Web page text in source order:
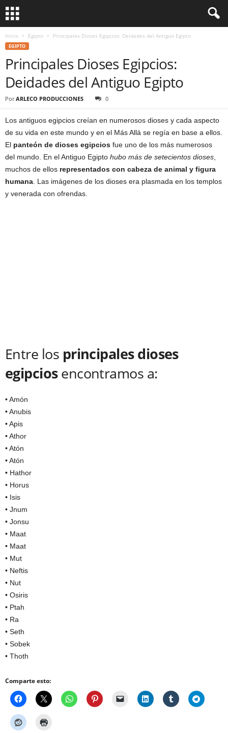
Inicio Egipto Principales Dioses Egipcios: Deidades del Antiguo Egipto
EGIPTO
Principales Dioses Egipcios:
Deidades del Antiguo Egipto
Por ARLECO PRODUCCIONES 0
Los antiguos egipcios creían en numerosos dioses y cada aspecto
de su vida en este mundo y en el Más Allá se regía en base a ellos.
El panteón de dioses egipcios fue uno de los más numerosos
del mundo. En el Antiguo Egipto hubo más de setecientos dioses
muchos de ellos representados con cabeza de animal y figura
humana . Las imágenes de los dioses era plasmada en los templos
y venerada con ofrendas.
Entre los principales dioses
egipciosencontramos a:
• Amón
• Anubis
• Apis
• Athor
• Atón
• Atón
• Hathor
• Horus
• Isis
• Jnum
• Jonsu
• Maat
• Maat
• Mut
• Neftis
• Nut
• Osiris
• Ptah
• Ra
• Seth
• Sobek
• Thoth
Comparte esto: